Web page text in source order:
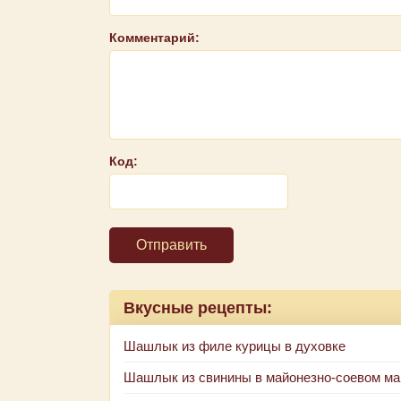
Комментарий:
Код:
Отправить
Вкусные рецепты:
Шашлык из филе курицы в духовке
Шашлык из свинины в майонезно-соевом